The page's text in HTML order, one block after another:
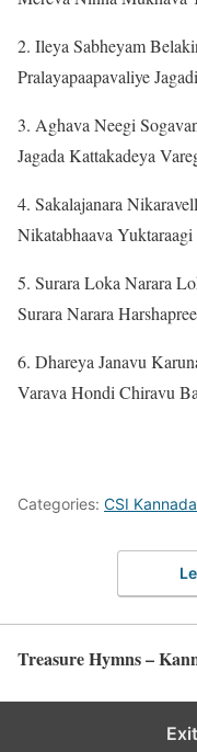
2. Ileya Sabheyam
Pralayapaapavaliye
3. Aghava Neegi
Jagada Kattakadeya
4. Sakalajanara
Nikatabhaava
5. Surara Loka Narara
Surara Narara
6. Dhareya Janavu
Varava Hondi Chiravu
Categories: CSI
Treasure Hymns –